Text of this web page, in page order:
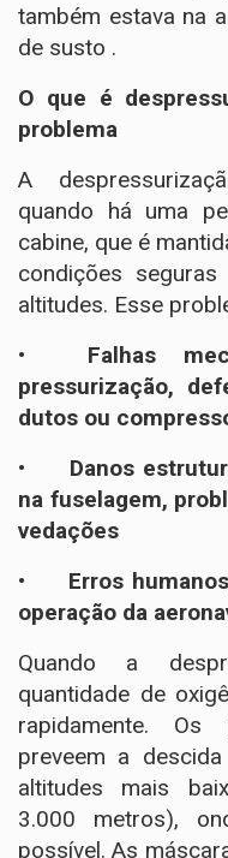
também estava na
de susto .
O que é
problema
A
quando há uma
cabine, que é
condições
altitudes. Esse
•
Falhas
pressurização,
dutos ou
•
Danos
na fuselagem,
vedações
•
Erros
operação da
Quando a
quantidade de
rapidamente. Os
preveem a
altitudes mais
3.000 metros),
possível. As